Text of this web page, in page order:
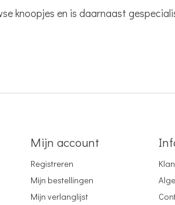
knoopjes en is daarnaast
Mijn account
Registreren
Mijn bestellingen
Mijn verlanglijst